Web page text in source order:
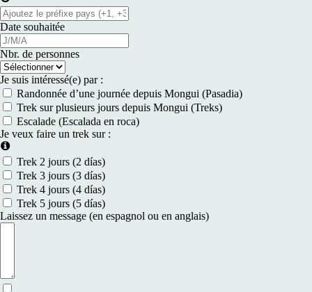
Date souhaitée
Nbr. de personnes
Je suis intéressé(e) par :
Randonnée d’une journée depuis Mongui (Pasadia)
Trek sur plusieurs jours depuis Mongui (Treks)
Escalade (Escalada en roca)
Je veux faire un trek sur :
Trek 2 jours (2 días)
Trek 3 jours (3 días)
Trek 4 jours (4 días)
Trek 5 jours (5 días)
Laissez un message (en espagnol ou en anglais)